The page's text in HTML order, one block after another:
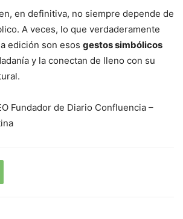
en definitiva, no siempre depende de
A veces, lo que verdaderamente
edición son esos gestos simbólicos
y la conectan de lleno con su
Fundador de Diario Confluencia –